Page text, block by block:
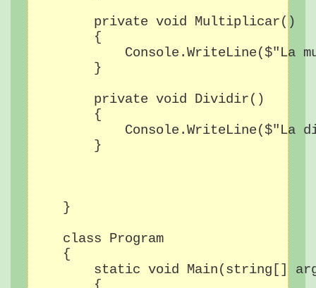
        private void Multiplicar()
        {
Console.WriteLine($"La
        }
        private void Dividir()
        {
Console.WriteLine($"La
        }
    }
    class Program
    {
static void Main(string[]